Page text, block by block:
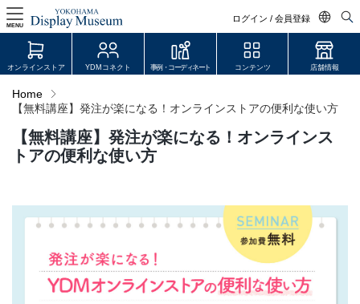
ログイン / 会員登録
日本語
中文简体
MENU
ログイン・会員登録
オンラインストア
YDM Connect
オンラインストア YDMコネクト 事例・コーディネート コンテンツ 店舗情報
Home
【無料講座】発注が楽になる！オンラインストアの便利な使い方
【無料講座】発注が楽になる！オンラインス
トアの便利な使い方